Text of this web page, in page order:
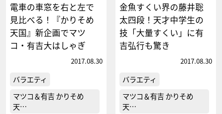
電車の車窓を右と左で
見比べる！『かりそめ
天国』新企画でマツ
コ・有吉大はしゃぎ
2017.08.30
バラエティ
マツコ＆有吉 かりそめ
天…
金魚すくい界の藤井聡
太四段！天才中学生の
技「大量すくい」に有
吉弘行も驚き
2017.08.30
バラエティ
マツコ＆有吉 かりそめ
天…